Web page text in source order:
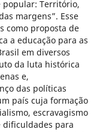
popular: Território,
margens”. Esse
como proposta de
a educação para as
em diversos
da luta histórica
e,
das políticas
país cuja formação
escravagismo
dificuldades para